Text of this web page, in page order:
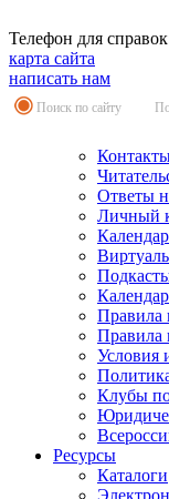
Телефон для
карта сайта
написать нам
Поиск по сайту
Ответы
Личный
Правила
Правила
Условия
Клубы
Ресурсы
Каталоги